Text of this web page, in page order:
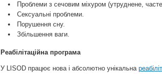
Проблеми з сечовим міхуром (утруднене,
Сексуальні проблеми.
Порушення сну.
Збільшення ваги.
Реабілітаційна програма
У LISOD працює нова і абсолютно унікальна